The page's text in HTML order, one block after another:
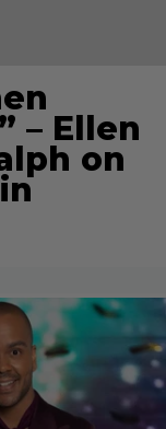
– Ellen
on